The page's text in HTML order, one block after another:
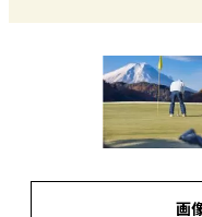
画